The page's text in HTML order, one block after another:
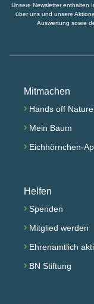
Unsere Newsletter enthalten
über uns und unsere
Auswertung sowie
Mitmachen
› Hands off Nature
› Mein Baum
› Eichhörnchen-
Helfen
› Spenden
› Mitglied werden
› Ehrenamtlich
› BN Stiftung